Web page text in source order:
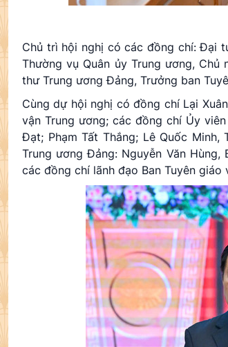
Chủ trì hội nghị có các đồng chí: Đại
Thường vụ Quân ủy Trung ương,
thư Trung ương Đảng, Trưởng ban
Cùng dự hội nghị có đồng chí Lại
vận Trung ương; các đồng chí Ủy
Đạt; Phạm Tất Thắng; Lê Quốc
Trung ương Đảng: Nguyễn Văn
các đồng chí lãnh đạo Ban Tuyên